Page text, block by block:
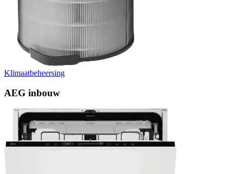
Klimaatbeheersing
AEG inbouw